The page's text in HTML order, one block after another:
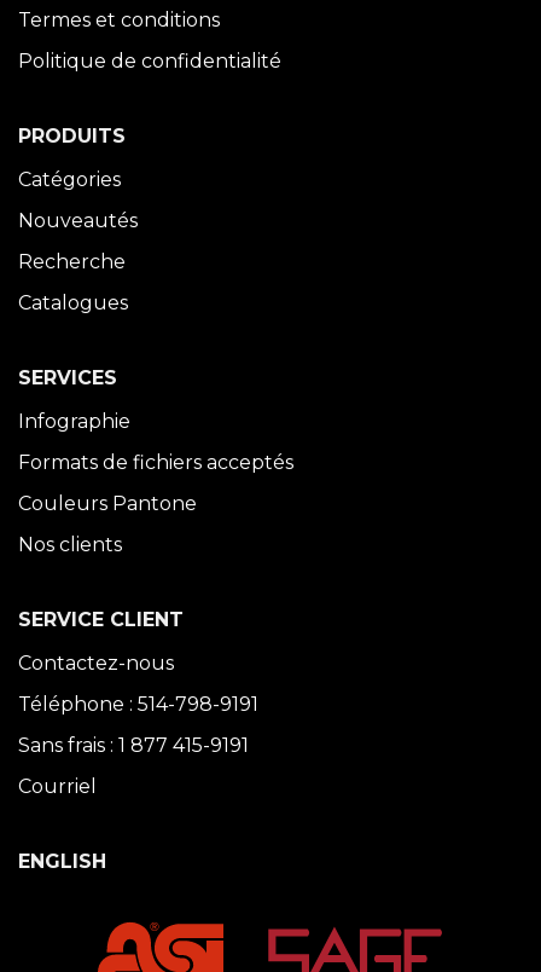
Termes et conditions
Politique de confidentialité
PRODUITS
Catégories
Nouveautés
Recherche
Catalogues
SERVICES
Infographie
Formats de fichiers acceptés
Couleurs Pantone
Nos clients
SERVICE CLIENT
Contactez-nous
Téléphone : 514-798-9191
Sans frais : 1 877 415-9191
Courriel
ENGLISH